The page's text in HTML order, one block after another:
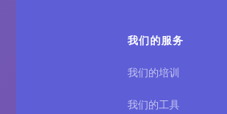
我们的服务
我们的培训
我们的工具